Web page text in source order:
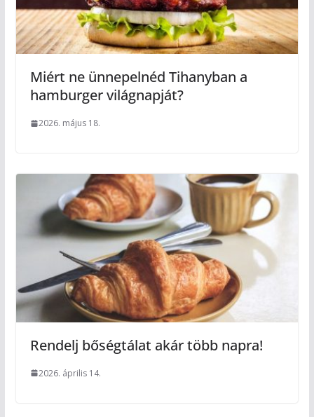
Miért ne ünnepelnéd Tihanyban a
hamburger világnapját?
2026. május 18.
Rendelj bőségtálat akár több napra!
2026. április 14.